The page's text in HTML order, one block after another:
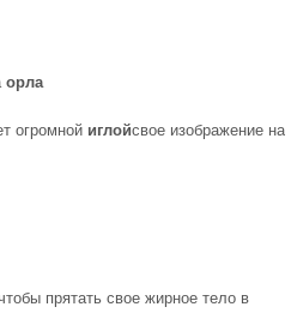
орла
огромной иглойсвое изображение на
прятать свое жирное тело в